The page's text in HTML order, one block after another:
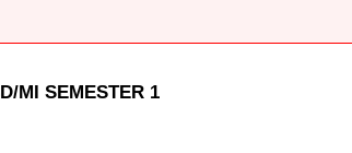
MI SEMESTER 1